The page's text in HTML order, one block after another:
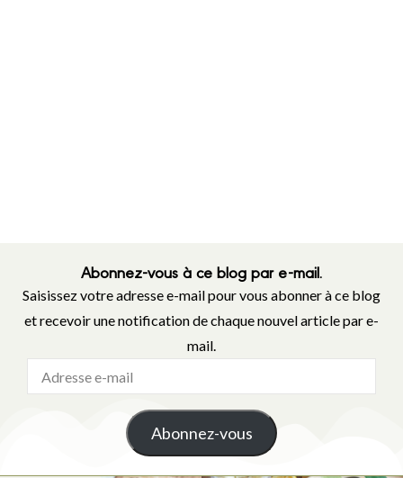
Abonnez-vous à ce blog par e-mail.
Saisissez votre adresse e-mail pour vous abonner à ce blog
et recevoir une notification de chaque nouvel article par e-
mail.
Abonnez-vous